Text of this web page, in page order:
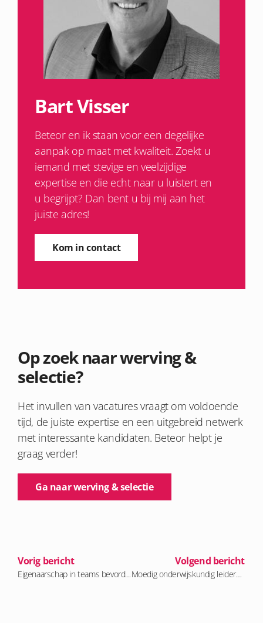
Bart Visser
Beteor en ik staan voor een degelijke
aanpak op maat met kwaliteit. Zoekt u
iemand met stevige en veelzijdige
expertise en die echt naar u luistert en
u begrijpt? Dan bent u bij mij aan het
juiste adres!
Kom in contact
Op zoek naar werving &
selectie?
Het invullen van vacatures vraagt om voldoende
tijd, de juiste expertise en een uitgebreid netwerk
met interessante kandidaten. Beteor helpt je
graag verder!
Ga naar werving & selectie
Vorig bericht
Eigenaarschap in teams bevorderen: een casestudy van duurzame ontwikkeling
Volgend bericht
Moedig onderwijskundig leiderschap: patronen doorbreken in het onderwijs